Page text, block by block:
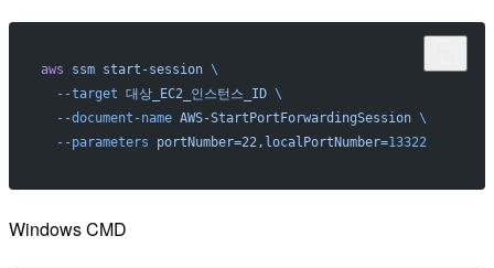
aws ssm start-session \
  --target
대상_EC2_인스턴스_ID \
  --document-name
AWS-StartPortForwardingSession \
  --parameters
portNumber=22,localPortNumber=13322
Windows CMD